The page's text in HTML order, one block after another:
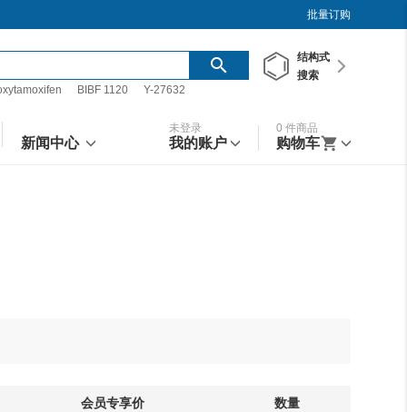
批量订购
结构式
搜索
BIBF 1120 Y-27632
新闻中心
未登录
我的账户
0 件商品
购物车
会员专享价 数量